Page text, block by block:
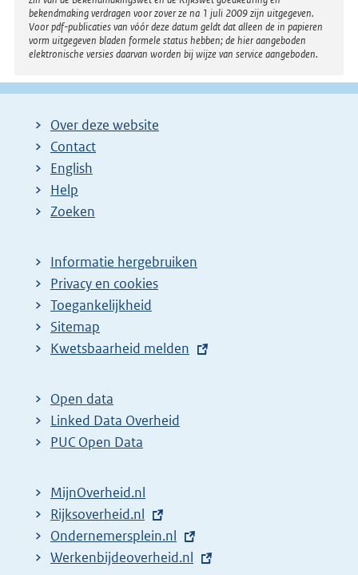
bekendmaking verdragen voor zover ze na 1 juli 2009 zijn uitgegeven.
Voor pdf-publicaties van vóór deze datum geldt dat alleen de in papieren
vorm uitgegeven bladen formele status hebben; de hier aangeboden
elektronische versies daarvan worden bij wijze van service aangeboden.
Over deze website
Contact
English
Help
Zoeken
Informatie hergebruiken
Privacy en cookies
Toegankelijkheid
Sitemap
E
t
e
r
l
i
n
k
Kwetsbaarheid melden
Open data
Linked Data Overheid
PUC Open Data
MijnOverheid.nl
E
x
t
Rijksoverheid.nl
E
x
Ondernemersplein.nl
E
Werkenbijdeoverheid.nl